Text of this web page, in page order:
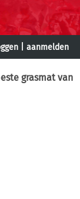
aanmelden
grasmat van